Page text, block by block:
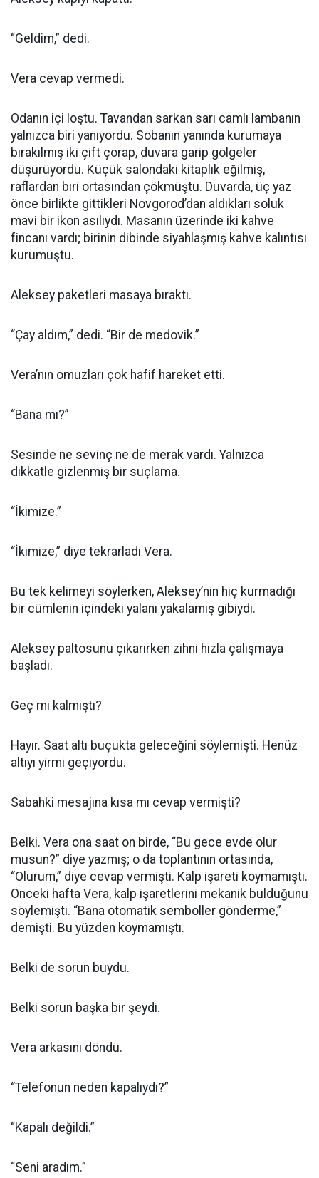
“Geldim,” dedi.
Vera cevap vermedi.
Odanın içi loştu. Tavandan sarkan sarı camlı lambanın
yalnızca biri yanıyordu. Sobanın yanında kurumaya
bırakılmış iki çift çorap, duvara garip gölgeler
düşürüyordu. Küçük salondaki kitaplık eğilmiş,
raflardan biri ortasından çökmüştü. Duvarda, üç yaz
önce birlikte gittikleri Novgorod’dan aldıkları soluk
mavi bir ikon asılıydı. Masanın üzerinde iki kahve
fincanı vardı; birinin dibinde siyahlaşmış kahve kalıntısı
kurumuştu.
Aleksey paketleri masaya bıraktı.
“Çay aldım,” dedi. “Bir de medovik.”
Vera’nın omuzları çok hafif hareket etti.
“Bana mı?”
Sesinde ne sevinç ne de merak vardı. Yalnızca
dikkatle gizlenmiş bir suçlama.
“İkimize.”
“İkimize,” diye tekrarladı Vera.
Bu tek kelimeyi söylerken, Aleksey’nin hiç kurmadığı
bir cümlenin içindeki yalanı yakalamış gibiydi.
Aleksey paltosunu çıkarırken zihni hızla çalışmaya
başladı.
Geç mi kalmıştı?
Hayır. Saat altı buçukta geleceğini söylemişti. Henüz
altıyı yirmi geçiyordu.
Sabahki mesajına kısa mı cevap vermişti?
Belki. Vera ona saat on birde, “Bu gece evde olur
musun?” diye yazmış; o da toplantının ortasında,
“Olurum,” diye cevap vermişti. Kalp işareti koymamıştı.
Önceki hafta Vera, kalp işaretlerini mekanik bulduğunu
söylemişti. “Bana otomatik semboller gönderme,”
demişti. Bu yüzden koymamıştı.
Belki de sorun buydu.
Belki sorun başka bir şeydi.
Vera arkasını döndü.
“Telefonun neden kapalıydı?”
“Kapalı değildi.”
“Seni aradım.”